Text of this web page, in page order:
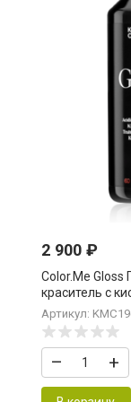
2 900 ₽
Color.Me
краситель c
Артикул:
– +